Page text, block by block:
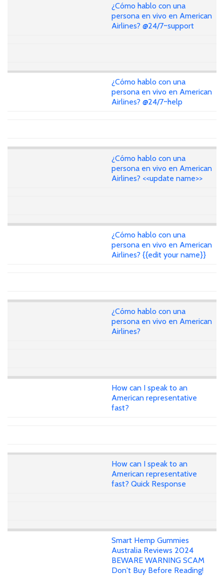
¿Cómo hablo con una
persona en vivo en American
Airlines? @24/7~support
¿Cómo hablo con una
persona en vivo en American
Airlines? @24/7~help
¿Cómo hablo con una
persona en vivo en American
Airlines? <<update name>>
¿Cómo hablo con una
persona en vivo en American
Airlines? {{edit your name}}
¿Cómo hablo con una
persona en vivo en American
Airlines?
How can I speak to an
American representative
fast?
How can I speak to an
American representative
fast? Quick Response
Smart Hemp Gummies
Australia Reviews 2024
BEWARE WARNING SCAM
Don't Buy Before Reading!